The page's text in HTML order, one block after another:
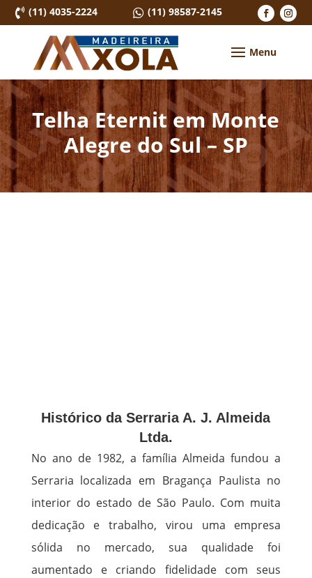
 (11) 4035-2224  (11) 98587-2145
Telha Eternit em Monte
Alegre do Sul – SP
Histórico da Serraria A. J. Almeida
Ltda.
No ano de 1982, a família Almeida fundou a
Serraria localizada em Bragança Paulista no
interior do estado de São Paulo. Com muita
dedicação e trabalho, virou uma empresa
sólida no mercado, sua qualidade foi
aumentado e criando fidelidade com seus